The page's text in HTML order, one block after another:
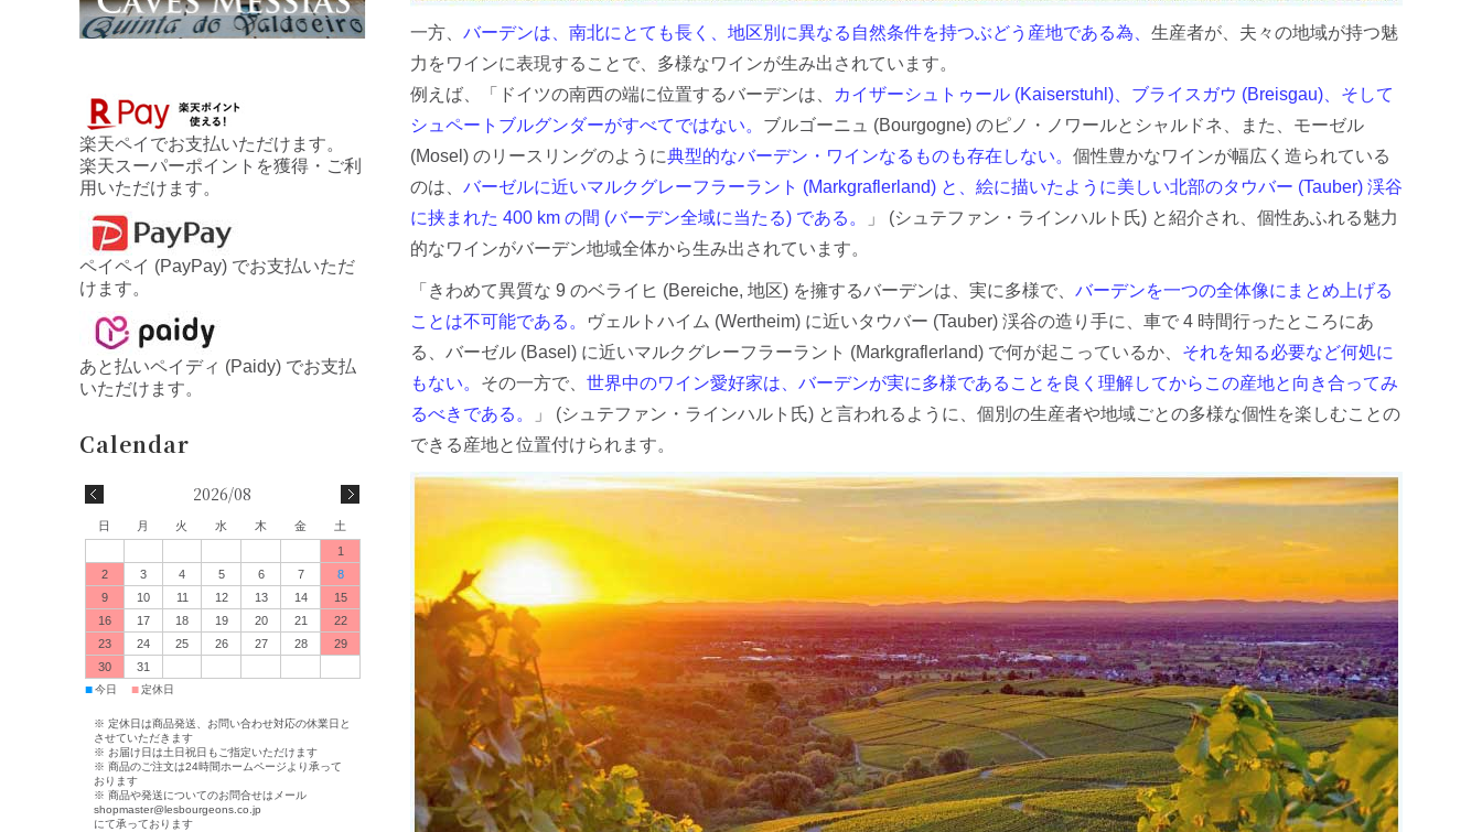
一方、 バーデンは、南北にとても長く、地区別に異なる自然条件を持つぶどう産地である為、 生産者が、夫々の地域が持つ魅
力をワインに表現することで、多様なワインが生み出されています。
例えば、「ドイツの南西の端に位置するバーデンは、
カイザーシュトゥール (Kaiserstuhl)、ブライスガウ (Breisgau)、そして
シュペートブルグンダーがすべてではない。 ブルゴーニュ (Bourgogne) のピノ・ノワールとシャルドネ、また、モーゼル
(Mosel) のリースリングのように典型的なバーデン・ワインなるものも存在しない。 個性豊かなワインが幅広く造られている
のは、 バーゼルに近いマルクグレーフラーラント (Markgraflerland) と、絵に描いたように美しい北部のタウバー (Tauber) 渓谷
に挟まれた 400 km の間 (バーデン全域に当たる) である。
」 (シュテファン・ラインハルト氏) と紹介され、個性あふれる魅力
的なワインがバーデン地域全体から生み出されています。
「きわめて異質な 9 のベライヒ (Bereiche, 地区) を擁するバーデンは、実に多様で、 バーデンを一つの全体像にまとめ上げる
ことは不可能である。
ヴェルトハイム (Wertheim) に近いタウバー (Tauber) 渓谷の造り手に、車で 4 時間行ったところにあ
る、バーゼル (Basel) に近いマルクグレーフラーラント (Markgraflerland) で何が起こっているか、 それを知る必要など何処に
もない。 その一方で、 世界中のワイン愛好家は、バーデンが実に多様であることを良く理解してからこの産地と向き合ってみ
るべきである。
」 (シュテファン・ラインハルト氏) と言われるように、個別の生産者や地域ごとの多様な個性を楽しむことの
できる産地と位置付けられます。
楽天ペイでお支払いただけます。
楽天スーパーポイントを獲得・ご利
用いただけます。
ペイペイ (PayPay) でお支払いただ
けます。
あと払いペイディ (Paidy) でお支払
いただけます。
2026/08
日 月 火 水 木 金
土
1
2
3 4 5 6 7
8
9
10 11 12 13 14
15
16
17 18 19 20 21
22
23
24 25 26 27 28
29
30
31
■今日 ■定休日
※ 定休日は商品発送、お問い合わせ対応の休業日と
させていただきます
※ お届け日は土日祝日もご指定いただけます
※ 商品のご注文は24時間ホームページより承って
おります
※ 商品や発送についてのお問合せはメール
shopmaster@lesbourgeons.co.jp
にて承っております